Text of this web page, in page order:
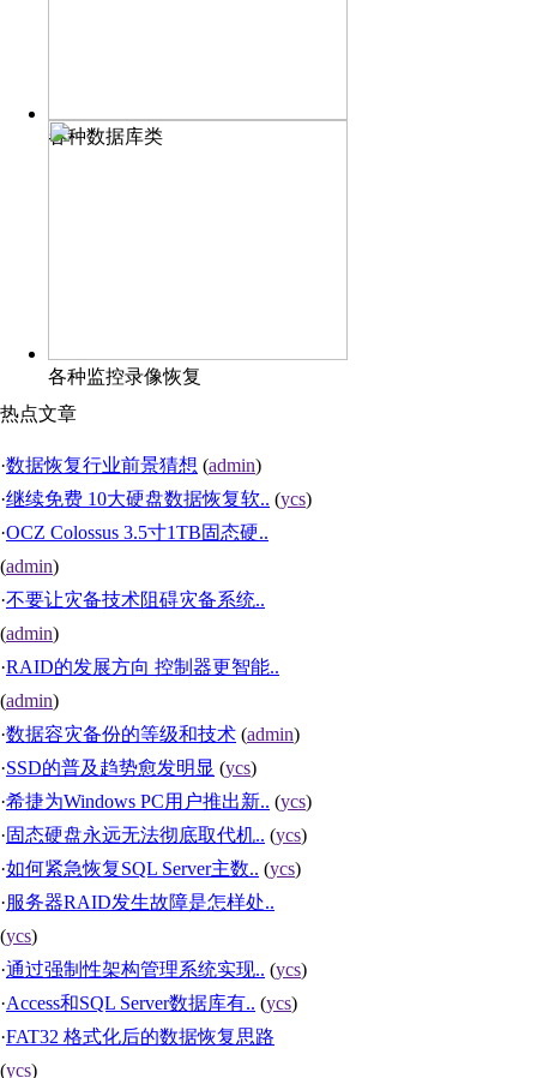
各种数据库类
各种监控录像恢复
热点文章
·数据恢复行业前景猜想 (admin)
·继续免费 10大硬盘数据恢复软.. (ycs)
·OCZ Colossus 3.5寸1TB固态硬..
(admin)
·不要让灾备技术阻碍灾备系统..
(admin)
·RAID的发展方向 控制器更智能..
(admin)
·数据容灾备份的等级和技术 (admin)
·SSD的普及趋势愈发明显 (ycs)
·希捷为Windows PC用户推出新.. (ycs)
·固态硬盘永远无法彻底取代机.. (ycs)
·如何紧急恢复SQL Server主数.. (ycs)
·服务器RAID发生故障是怎样处..
(ycs)
·通过强制性架构管理系统实现.. (ycs)
·Access和SQL Server数据库有.. (ycs)
·FAT32 格式化后的数据恢复思路
(ycs)